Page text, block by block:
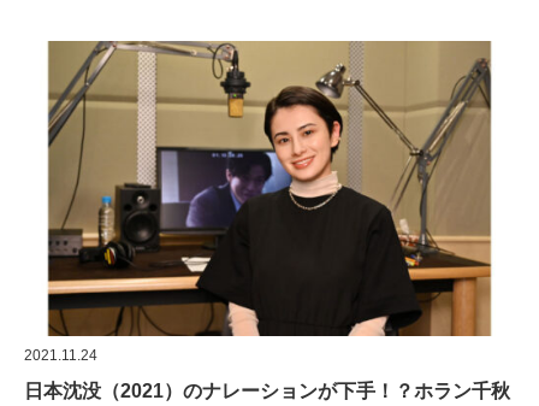
2021.11.24
日本沈没（2021）のナレーションが下手！？ホラン千秋